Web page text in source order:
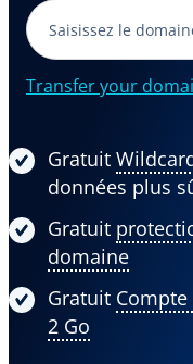
Transfer your
Gratuit
données plus
Gratuit
domaine
Gratuit
2 Go